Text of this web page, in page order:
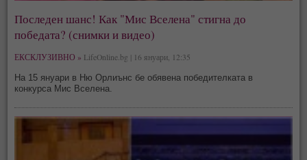
Последен шанс! Как "Мис Вселена" стигна до
победата? (снимки и видео)
ЕКСКЛУЗИВНО » LifeOnline.bg | 16 януари, 12:35
На 15 януари в Ню Орлиънс бе обявена победителката в
конкурса Мис Вселена.